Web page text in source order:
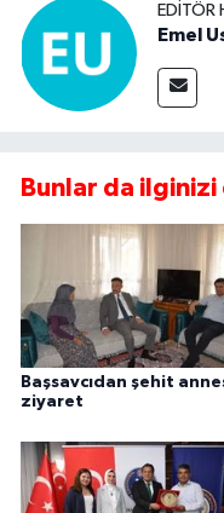
EDITÖR
Emel
Bunlar da
Başsavcıdan şehit
ziyaret